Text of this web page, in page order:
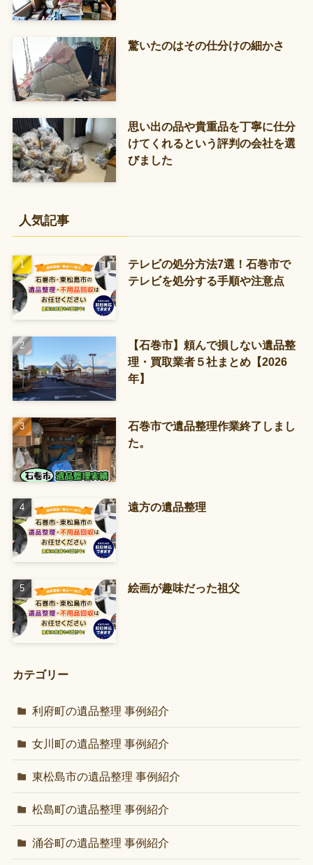
驚いたのはその仕分けの細かさ
思い出の品や貴重品を丁寧に仕分
けてくれるという評判の会社を選
びました
人気記事
テレビの処分方法7選！石巻市で
テレビを処分する手順や注意点
【石巻市】頼んで損しない遺品整
理・買取業者５社まとめ【2026
年】
石巻市で遺品整理作業終了しまし
た。
遠方の遺品整理
絵画が趣味だった祖父
カテゴリー
利府町の遺品整理 事例紹介
女川町の遺品整理 事例紹介
東松島市の遺品整理 事例紹介
松島町の遺品整理 事例紹介
涌谷町の遺品整理 事例紹介